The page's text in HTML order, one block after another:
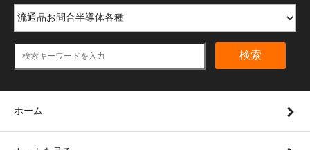
検索
ホーム